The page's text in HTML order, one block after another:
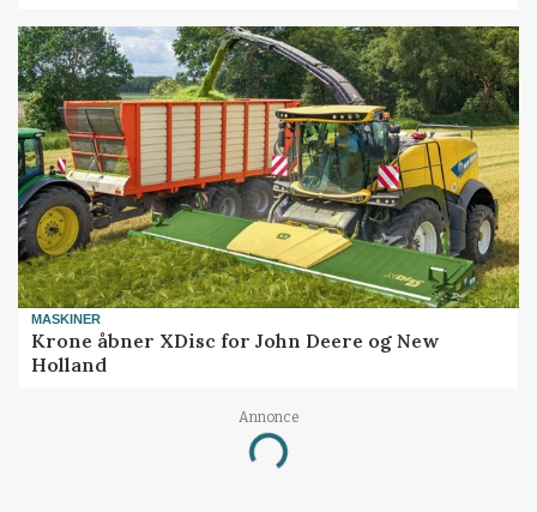
MASKINER
Krone åbner XDisc for John Deere og New
Holland
Annonce
Loading...